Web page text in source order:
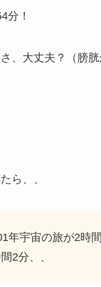
分！
、大丈夫？（膀胱
ら、、
年宇宙の旅が2時
2分、、